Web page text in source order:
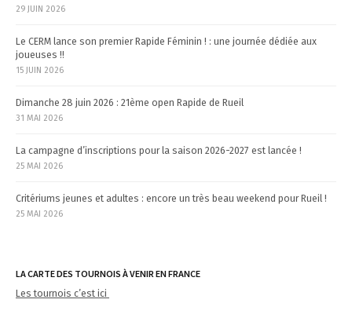
29 JUIN 2026
Le CERM lance son premier Rapide Féminin ! : une journée dédiée aux
joueuses !!
15 JUIN 2026
Dimanche 28 juin 2026 : 21ème open Rapide de Rueil
31 MAI 2026
La campagne d’inscriptions pour la saison 2026-2027 est lancée !
25 MAI 2026
Critériums jeunes et adultes : encore un très beau weekend pour Rueil !
25 MAI 2026
LA CARTE DES TOURNOIS À VENIR EN FRANCE
Les tournois c’est ici